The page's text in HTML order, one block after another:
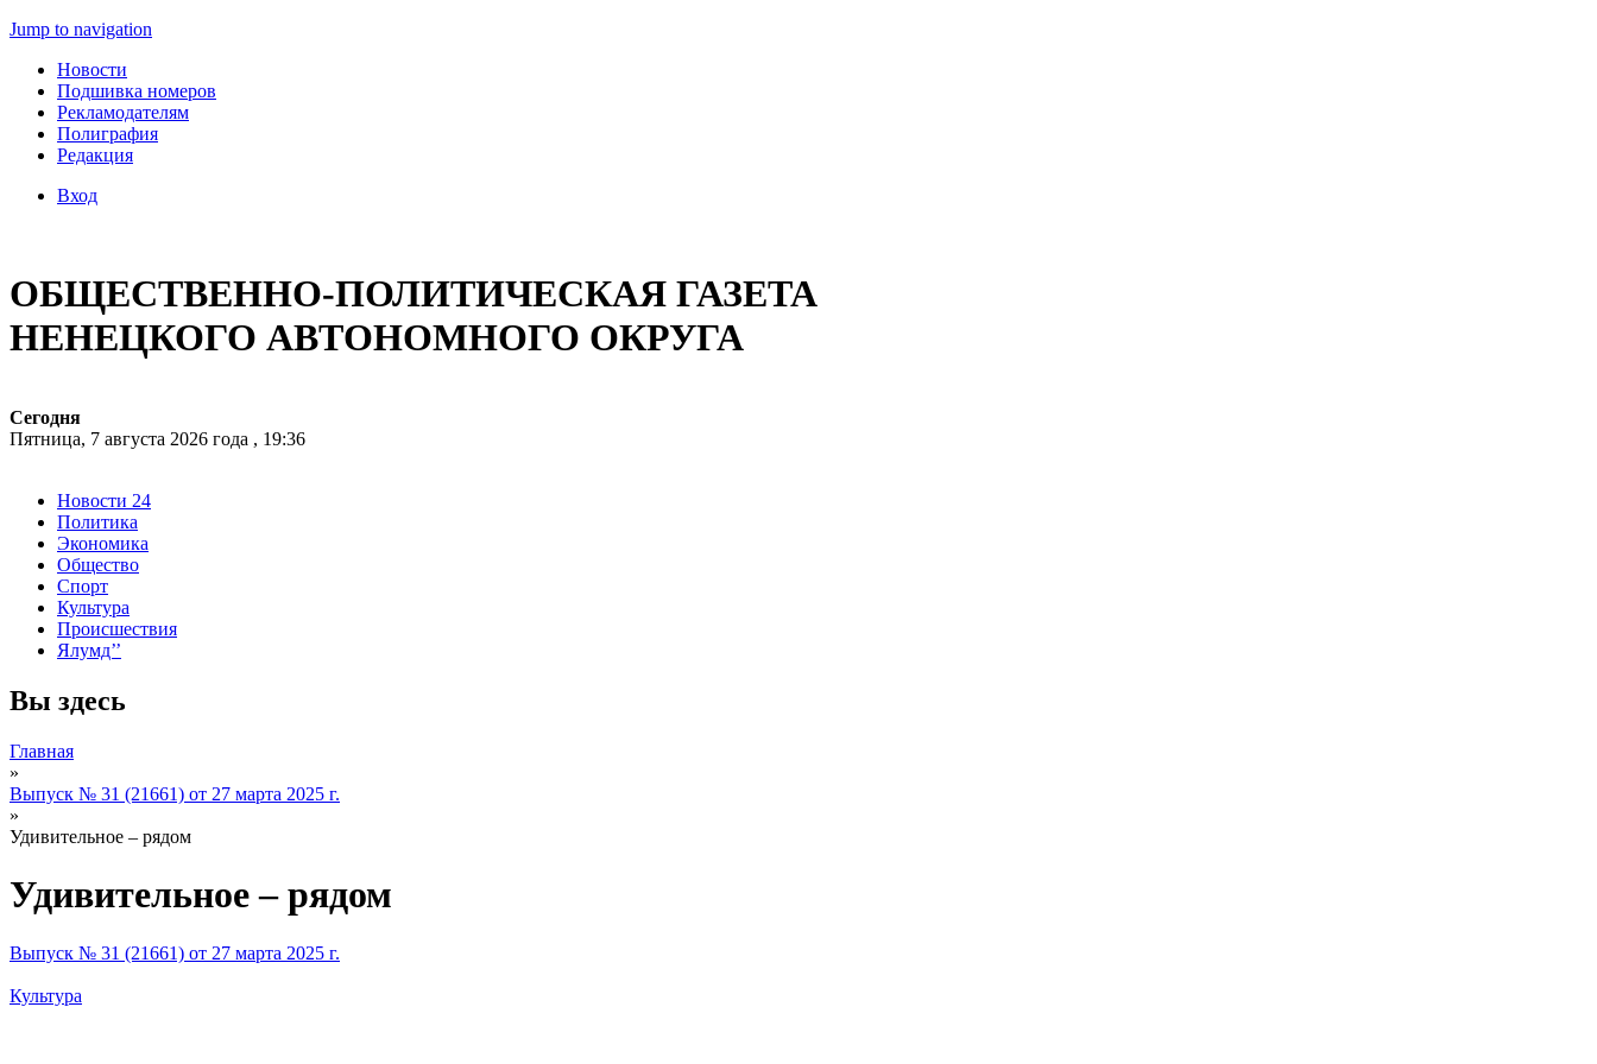
Jump to navigation
Новости
Подшивка номеров
Рекламодателям
Полиграфия
Редакция
Вход
ОБЩЕСТВЕННО-ПОЛИТИЧЕСКАЯ ГАЗЕТА
НЕНЕЦКОГО АВТОНОМНОГО ОКРУГА
Сегодня
Пятница, 7 августа 2026 года , 19:36
Новости 24
Политика
Экономика
Общество
Спорт
Культура
Происшествия
Ялумд’’
Вы здесь
Главная
»
Выпуск № 31 (21661) от 27 марта 2025 г.
»
Удивительное – рядом
Удивительное – рядом
Выпуск № 31 (21661) от 27 марта 2025 г.
Культура